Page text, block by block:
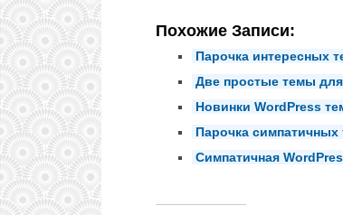
Похожие Записи:
Парочка интересных
Две простые темы
Новинки WordPress
Парочка
Симпатичная